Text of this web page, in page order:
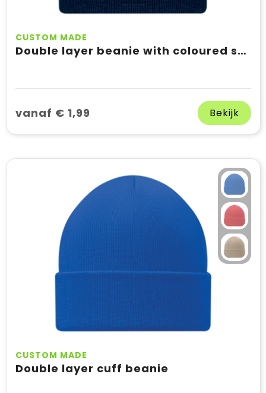
CUSTOM MADE
Double layer beanie with coloured stripes
vanaf € 1,99 Bekijk
CUSTOM MADE
Double layer cuff beanie